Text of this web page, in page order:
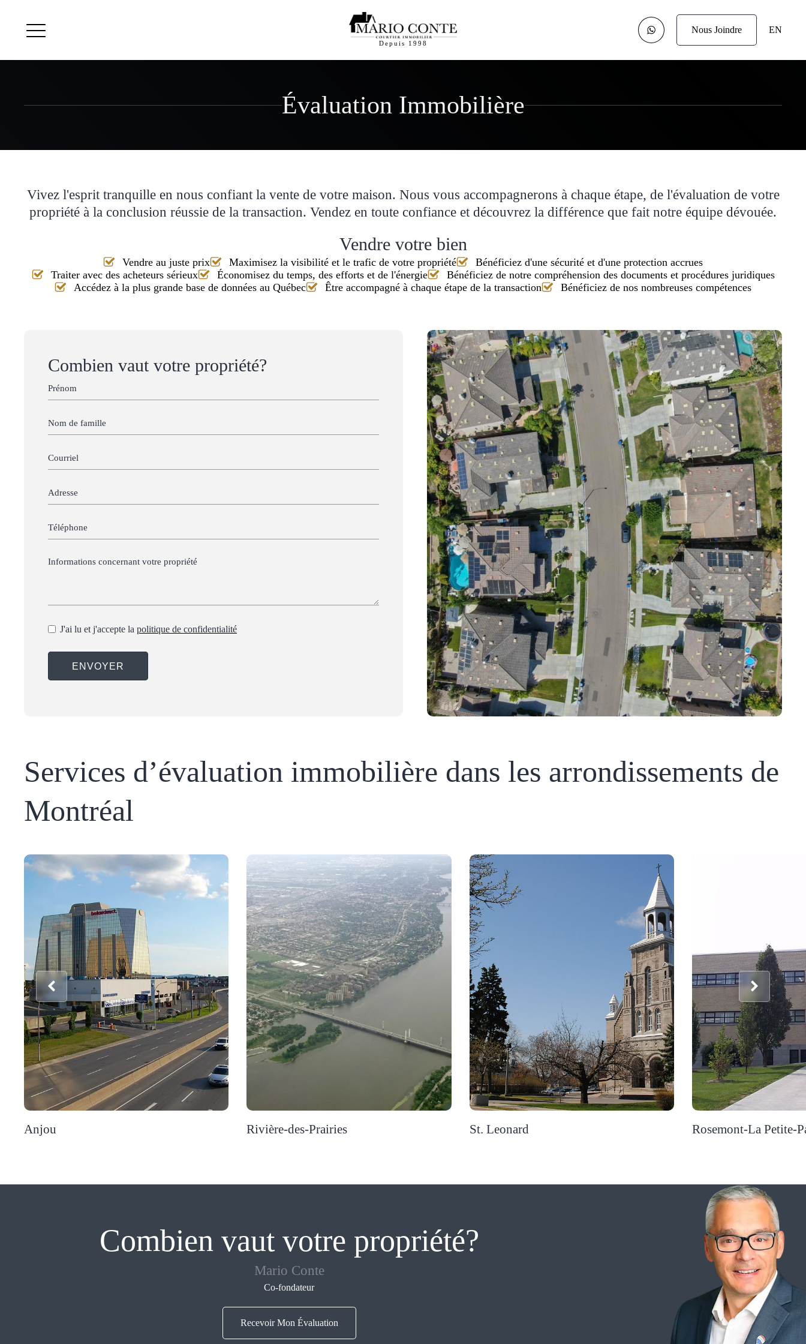
Depuis 1998
Nous Joindre EN
Évaluation Immobilière
Vivez l'esprit tranquille en nous confiant la vente de votre maison. Nous vous accompagnerons à chaque étape, de l'évaluation de votre
propriété à la conclusion réussie de la transaction. Vendez en toute confiance et découvrez la différence que fait notre équipe dévouée.
Vendre votre bien
Vendre au juste prix Maximisez la visibilité et le trafic de votre propriété
Bénéficiez d'une sécurité et d'une protection accrues
Traiter avec des acheteurs sérieux
Économisez du temps, des efforts et de l'énergie
Bénéficiez de notre compréhension des documents et procédures juridiques
Accédez à la plus grande base de données au Québec
Être accompagné à chaque étape de la transaction Bénéficiez de nos nombreuses compétences
Combien vaut votre propriété?
J'ai lu et j'accepte la politique de confidentialité
ENVOYER
Services d’évaluation immobilière dans les arrondissements de
Montréal
Anjou Rivière-des-Prairies St. Leonard Rosemont-La Petite-
Combien vaut votre propriété?
Mario Conte
Co-fondateur
Recevoir Mon Évaluation